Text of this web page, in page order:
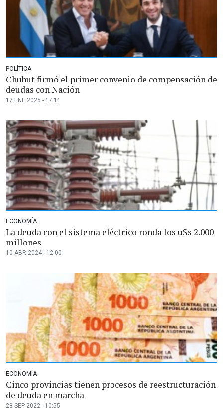
POLÍTICA
Chubut firmó el primer convenio de compensación de
deudas con Nación
17 ENE 2025 - 17:11
ECONOMÍA
La deuda con el sistema eléctrico ronda los u$s 2.000
millones
10 ABR 2024 - 12:00
ECONOMÍA
Cinco provincias tienen procesos de reestructuración
de deuda en marcha
28 SEP 2022 - 10:55